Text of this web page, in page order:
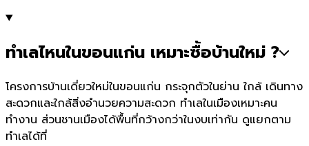
ทำเลไหนในขอนแก่น เหมาะซื้อบ้านใหม่ ?
โครงการบ้านเดี่ยวใหม่ในขอนแก่น กระจุกตัวในย่าน ใกล้ เดินทาง
สะดวกและใกล้สิ่งอำนวยความสะดวก ทำเลในเมืองเหมาะคน
ทำงาน ส่วนชานเมืองได้พื้นที่กว้างกว่าในงบเท่ากัน ดูแยกตาม
ทำเลได้ที่